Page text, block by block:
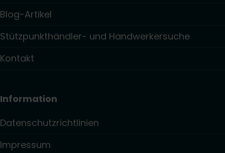
Blog-Artikel
Stützpunkthändler- und Handwerkersuche
Kontakt
Information
Datenschutzrichtlinien
Impressum